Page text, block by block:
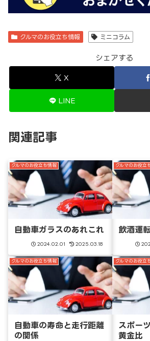
クルマのお役立ち情報 ミニコラム
シェアする
X
LINE
関連記事
クルマのお役立ち情報
自動車ガラスのあれこれ
2024.02.01 2025.03.18
クルマのお役立
飲酒運
クルマのお役立ち情報
自動車の寿命と走行距離
の関係
クルマのお役立
スポー
黄金比